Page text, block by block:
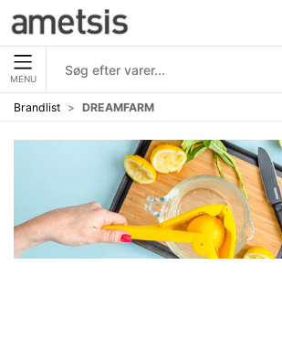
MENU
Brandlist DREAMFARM